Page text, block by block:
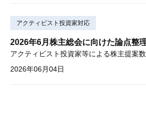
アクティビスト投資家対応
2026年6月株主総会に向けた論点整
アクティビスト投資家等による株主提案
2026年06月04日